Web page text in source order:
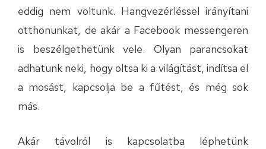
eddig nem voltunk. Hangvezérléssel irányítani
otthonunkat, de akár a Facebook messengeren
is beszélgethetünk vele. Olyan parancsokat
adhatunk neki, hogy oltsa ki a világítást, indítsa el
a mosást, kapcsolja be a fűtést, és még sok
más.
Akár távolról is kapcsolatba léphetünk